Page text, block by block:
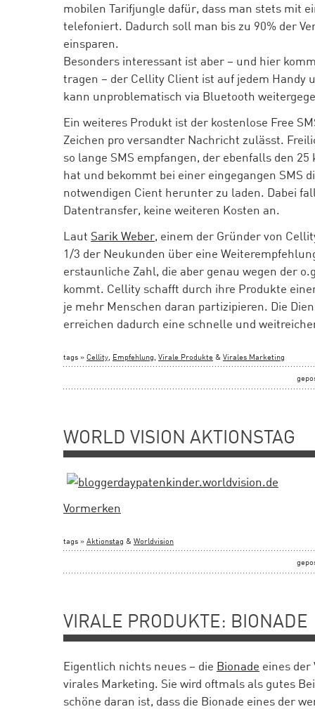
mobilen Tarifjungle dafür, dass man stets mit
telefoniert. Dadurch soll man bis zu 90% der
einsparen.
Besonders interessant ist aber – und hier
tragen – der Cellity Client ist auf jedem Handy
kann unproblematisch via Bluetooth
Ein weiteres Produkt ist der kostenlose Free
Zeichen pro versandter Nachricht zulässt.
so lange SMS empfangen, der ebenfalls den
hat und bekommt bei einer eingegangen SMS
notwendigen Cient herunter zu laden. Dabei
Datentransfer, keine weiteren Kosten an.
Laut Sarik Weber, einem der Gründer von
1/3 der Neukunden über eine
erstaunliche Zahl, die aber genau wegen der
kommt. Cellity schafft durch ihre Produkte
je mehr Menschen daran partizipieren. Die
erreichen dadurch eine schnelle und
tags » Cellity Empfehlung Virale Produkte & Virales Marketing
WORLD VISION AKTIONSTAG
Vormerken
tags » Aktionstag & Worldvision
VIRALE PRODUKTE: BIONADE
Eigentlich nichts neues – die Bionade eines der
virales Marketing. Sie wird oftmals als gutes
schöne daran ist, dass die Bionade eines der